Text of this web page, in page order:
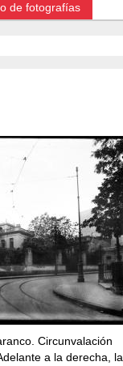
de fotografías
Circunvalación
a la derecha, la